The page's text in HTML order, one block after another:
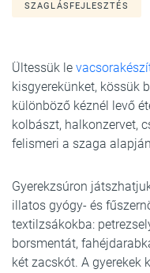
SZAGLÁSFEJLESZTÉS
Ültessük le
kisgyerekünket, kössük
különböző kéznél levő
kolbászt, halkonzervet,
felismeri a szaga
Gyerekzsúron
illatos gyógy- és
textilzsákokba:
borsmentát,
két zacskót. A gyerekek